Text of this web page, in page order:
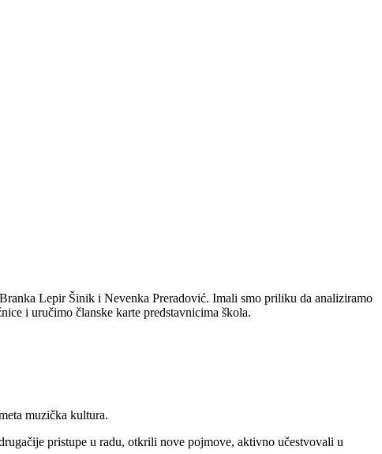
Lepir Šinik i Nevenka Preradović. Imali smo priliku da analiziramo
i uručimo članske karte predstavnicima škola.
muzička kultura.
pristupe u radu, otkrili nove pojmove, aktivno učestvovali u